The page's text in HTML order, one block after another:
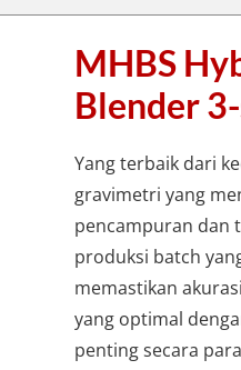
MHBS
Blender
Yang terbaik dari
gravimetri yang
pencampuran dan
produksi batch
memastikan
yang optimal
penting secara